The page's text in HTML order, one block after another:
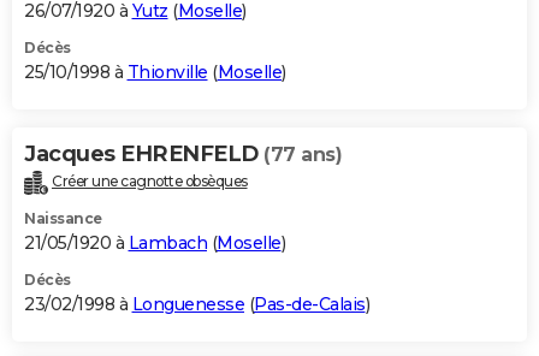
26/07/1920 à Yutz (Moselle)
Décès
25/10/1998 à Thionville (Moselle)
Jacques EHRENFELD (77 ans)
Créer une cagnotte obsèques
Naissance
21/05/1920 à Lambach (Moselle)
Décès
23/02/1998 à Longuenesse (Pas-de-Calais)